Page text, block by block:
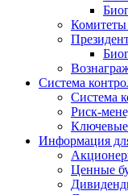
Комитеты
Система
Система
Риск-
Информация
Ценные